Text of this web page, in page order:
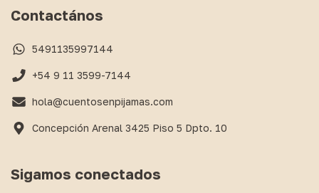
Contactános
5491135997144
+54 9 11 3599-7144
hola@cuentosenpijamas.com
Concepción Arenal 3425 Piso 5 Dpto. 10
Sigamos conectados